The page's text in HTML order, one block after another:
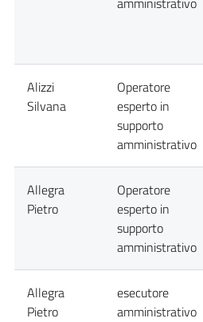
Alizzi
Silvana
Operatore
esperto in
supporto
amministrativo
Allegra
Pietro
Operatore
esperto in
supporto
amministrativo
Allegra
Pietro
esecutore
amministrativo